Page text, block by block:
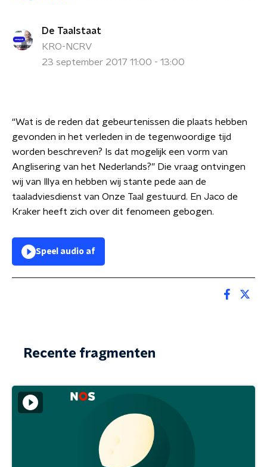
De Taalstaat
KRO-NCRV
23 september 2017 11:00 - 13:00
“Wat is de reden dat gebeurtenissen die plaats hebben
gevonden in het verleden in de tegenwoordige tijd
worden beschreven? Is dat mogelijk een vorm van
Anglisering van het Nederlands?” Die vraag ontvingen
wij van Illya en hebben wij stante pede aan de
taaladviesdienst van Onze Taal gestuurd. En Jaco de
Kraker heeft zich over dit fenomeen gebogen.
Speel audio af
Recente fragmenten